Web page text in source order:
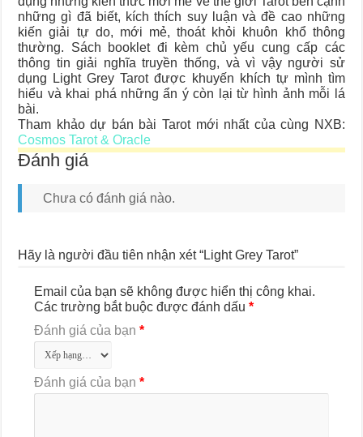
những gì đã biết, kích thích suy luận và đề cao những
kiến giải tự do, mới mẻ, thoát khỏi khuôn khổ thông
thường. Sách booklet đi kèm chủ yếu cung cấp các
thông tin giải nghĩa truyền thống, và vì vậy người sử
dụng Light Grey Tarot được khuyến khích tự mình tìm
hiểu và khai phá những ẩn ý còn lại từ hình ảnh mỗi lá
bài.
Tham khảo dự bán bài Tarot mới nhất của cùng NXB:
Cosmos Tarot & Oracle
Đánh giá
Chưa có đánh giá nào.
Hãy là người đầu tiên nhận xét “Light Grey Tarot”
Email của bạn sẽ không được hiển thị công khai.
Các trường bắt buộc được đánh dấu*
Đánh giá của bạn*
Đánh giá của bạn*